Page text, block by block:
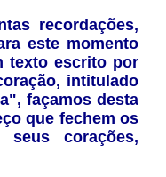
recordações,
este momento
texto escrito por
intitulado
façamos desta
que fechem os
corações,